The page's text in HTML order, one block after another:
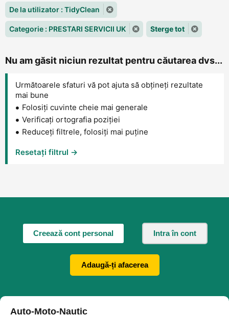
De la utilizator : TidyClean
Categorie : PRESTARI SERVICII UK Sterge tot
Nu am găsit niciun rezultat pentru căutarea dvs...
Următoarele sfaturi vă pot ajuta să obțineți rezultate
mai bune
Folosiți cuvinte cheie mai generale
Verificați ortografia poziției
Reduceți filtrele, folosiți mai puține
Resetați filtrul →
Creează cont personal Intra în cont
Adaugă-ți afacerea
Auto-Moto-Nautic